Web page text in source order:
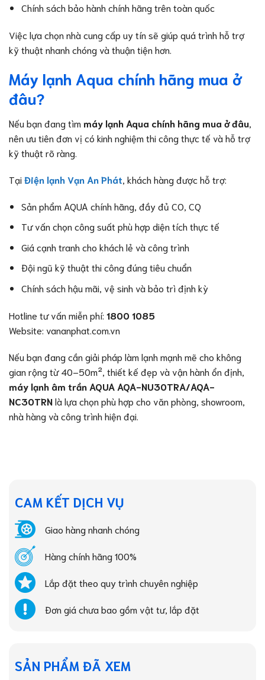
Chính sách bảo hành chính hãng trên toàn quốc
Việc lựa chọn nhà cung cấp uy tín sẽ giúp quá trình hỗ trợ
kỹ thuật nhanh chóng và thuận tiện hơn.
Máy lạnh Aqua chính hãng mua ở
đâu?
Nếu bạn đang tìm máy lạnh Aqua chính hãng mua ở đâu
nên ưu tiên đơn vị có kinh nghiệm thi công thực tế và hỗ trợ
kỹ thuật rõ ràng.
Tại Điện lạnh Vạn An Phát , khách hàng được hỗ trợ:
Sản phẩm AQUA chính hãng, đầy đủ CO, CQ
Tư vấn chọn công suất phù hợp diện tích thực tế
Giá cạnh tranh cho khách lẻ và công trình
Đội ngũ kỹ thuật thi công đúng tiêu chuẩn
Chính sách hậu mãi, vệ sinh và bảo trì định kỳ
Hotline tư vấn miễn phí: 1800 1085
Website: vananphat.com.vn
Nếu bạn đang cần giải pháp làm lạnh mạnh mẽ cho không
gian rộng từ 40–50m², thiết kế đẹp và vận hành ổn định,
máy lạnh âm trần AQUA AQA-NU30TRA/AQA-
NC30TRNlà lựa chọn phù hợp cho văn phòng, showroom,
nhà hàng và công trình hiện đại.
CAM KẾT DỊCH VỤ
Giao hàng nhanh chóng
Hàng chính hãng 100%
Lắp đặt theo quy trình chuyên nghiệp
Đơn giá chưa bao gồm vật tư, lắp đặt
SẢN PHẨM ĐÃ XEM